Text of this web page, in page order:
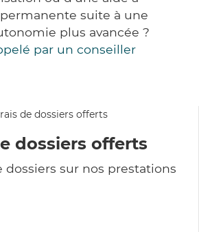
suite à une
plus avancée ?
par un conseiller
dossiers offerts
dossiers sur nos prestations